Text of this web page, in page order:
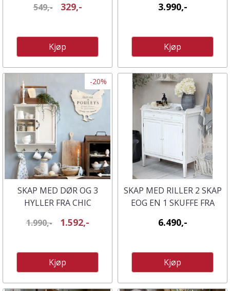
549,- 329,-
Kjøp
3.990,-
Kjøp
-20%
SKAP MED DØR OG 3
HYLLER FRA CHIC
1.990,- 1.592,-
Kjøp
SKAP MED RILLER 2 SKAP
EOG EN 1 SKUFFE FRA
6.490,-
Kjøp